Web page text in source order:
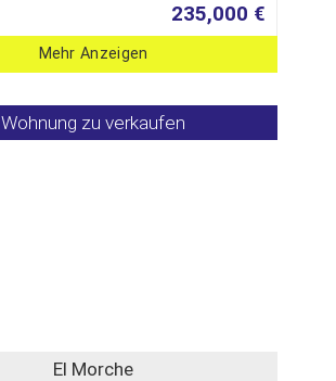
235,000 €
Mehr Anzeigen
Wohnung zu verkaufen
El Morche